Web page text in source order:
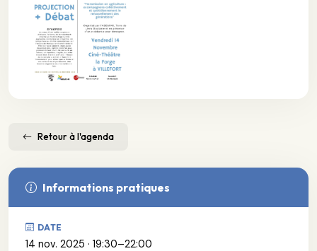
Retour à l'agenda
Informations pratiques
DATE
14 nov. 2025 · 19:30–22:00